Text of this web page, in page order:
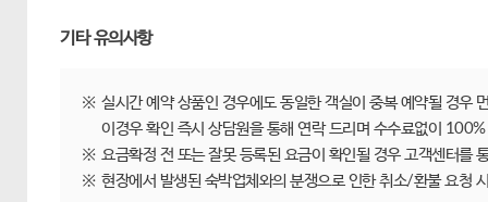
기타 유의사항
※ 실시간 예약 상품인 경우에도 동일한 객실이 중복 예약될 경우
이경우 확인 즉시 상담원을 통해 연락 드리며 수수료없이
※ 요금확정 전 또는 잘못 등록된 요금이 확인될 경우 고객센터를
※ 현장에서 발생된 숙박업체와의 분쟁으로 인한 취소/환불 요청